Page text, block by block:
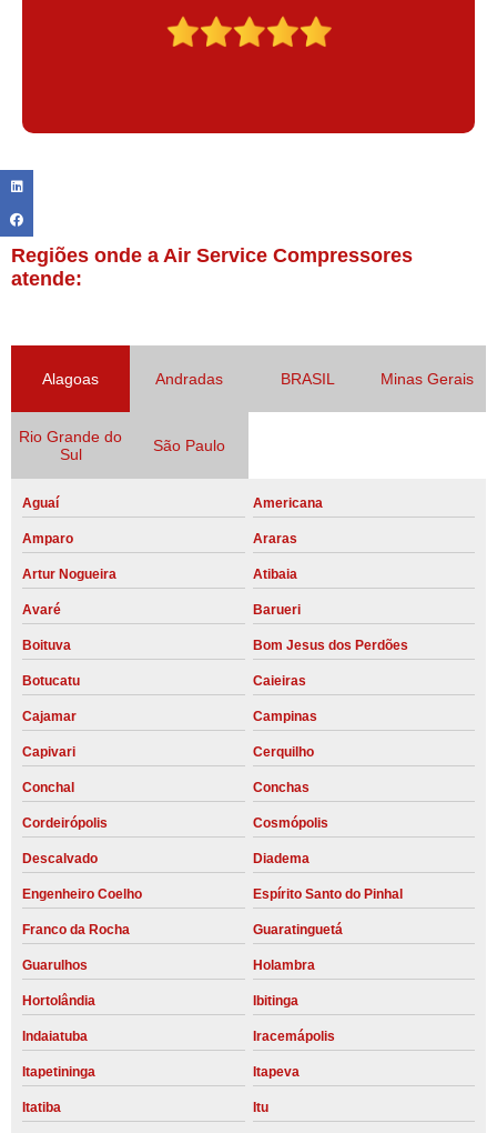
Regiões onde a Air Service Compressores
atende:
Alagoas Andradas BRASIL Minas Gerais
Rio Grande do
Sul
São Paulo
Aguaí Americana
Amparo Araras
Artur Nogueira Atibaia
Avaré Barueri
Boituva Bom Jesus dos Perdões
Botucatu Caieiras
Cajamar Campinas
Capivari Cerquilho
Conchal Conchas
Cordeirópolis Cosmópolis
Descalvado Diadema
Engenheiro Coelho Espírito Santo do Pinhal
Franco da Rocha Guaratinguetá
Guarulhos Holambra
Hortolândia Ibitinga
Indaiatuba Iracemápolis
Itapetininga Itapeva
Itatiba Itu